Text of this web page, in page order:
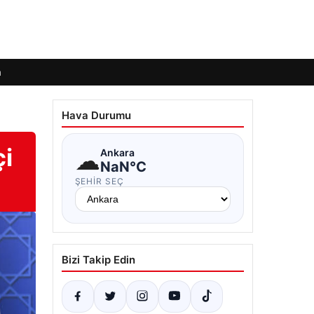
Hava Durumu
☁Ankara
NaN°C
ŞEHIR SEÇ
Bizi Takip Edin